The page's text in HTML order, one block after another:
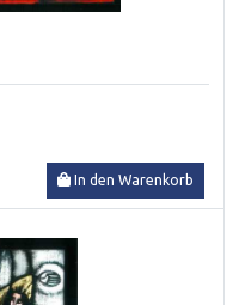
In den Warenkorb